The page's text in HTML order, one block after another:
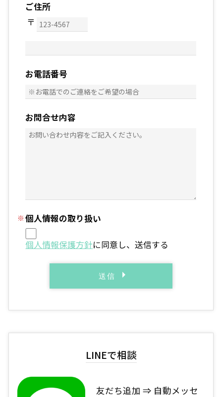
ご住所
お電話番号
お問合せ内容
個人情報の取り扱い
個人情報保護方針に同意し、送信する
LINEで相談
友だち追加 ⇒ 自動メッセ